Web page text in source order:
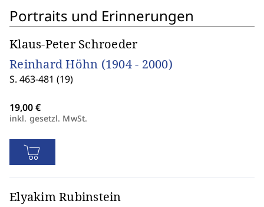
Portraits und Erinnerungen
Klaus-Peter Schroeder
Reinhard Höhn (1904 - 2000)
S. 463-481 (19)
inkl. gesetzl. MwSt.
Elyakim Rubinstein